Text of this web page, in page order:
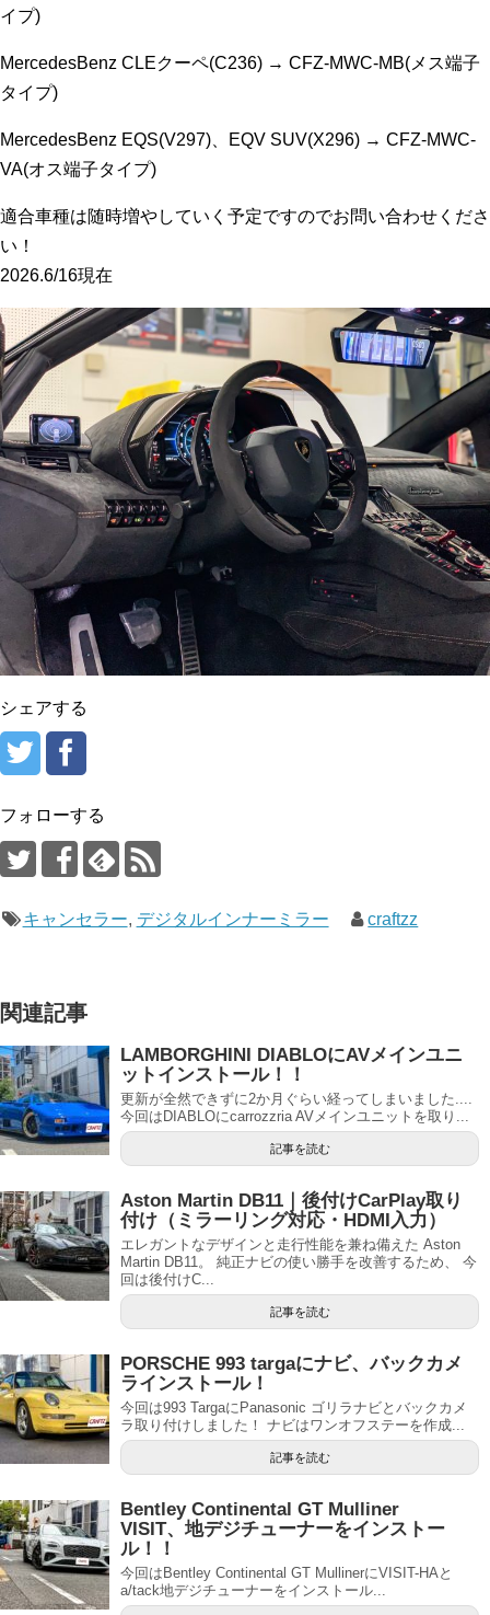
イプ)
MercedesBenz CLEクーペ(C236) → CFZ-MWC-MB(メス端子
タイプ)
MercedesBenz EQS(V297)、EQV SUV(X296) → CFZ-MWC-
VA(オス端子タイプ)
適合車種は随時増やしていく予定ですのでお問い合わせくださ
い！
2026.6/16現在
シェアする
フォローする
キャンセラー, デジタルインナーミラー craftzz
関連記事
LAMBORGHINI DIABLOにAVメインユニ
ットインストール！！
更新が全然できずに2か月ぐらい経ってしまいました....
今回はDIABLOにcarrozzria AVメインユニットを取り...
記事を読む
Aston Martin DB11｜後付けCarPlay取り
付け（ミラーリング対応・HDMI入力）
エレガントなデザインと走行性能を兼ね備えた Aston
Martin DB11。 純正ナビの使い勝手を改善するため、 今
回は後付けC...
記事を読む
PORSCHE 993 targaにナビ、バックカメ
ラインストール！
今回は993 TargaにPanasonic ゴリラナビとバックカメ
ラ取り付けしました！ ナビはワンオフステーを作成...
記事を読む
Bentley Continental GT Mulliner
VISIT、地デジチューナーをインストー
ル！！
今回はBentley Continental GT MullinerにVISIT-HAと
a/tack地デジチューナーをインストール...